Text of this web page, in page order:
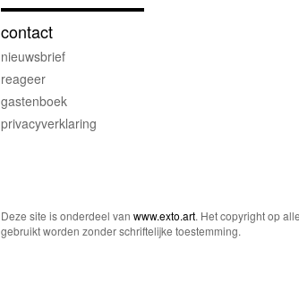
contact
nieuwsbrief
reageer
gastenboek
privacyverklaring
Deze site is onderdeel van www.exto.art. Het copyright op
gebruikt worden zonder schriftelijke toestemming.